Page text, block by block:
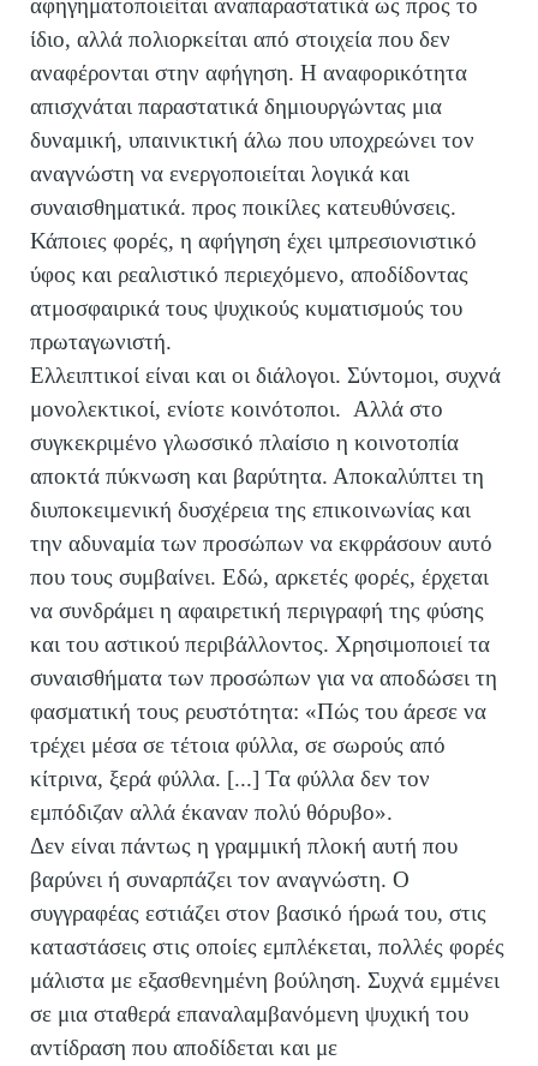
ίδιο, αλλά πολιορκείται από στοιχεία που δεν
αναφέρονται στην αφήγηση. Η αναφορικότητα
απισχνάται παραστατικά δημιουργώντας μια
δυναμική, υπαινικτική άλω που υποχρεώνει τον
αναγνώστη να ενεργοποιείται λογικά και
συναισθηματικά. προς ποικίλες κατευθύνσεις.
Κάποιες φορές, η αφήγηση έχει ιμπρεσιονιστικό
ύφος και ρεαλιστικό περιεχόμενο, αποδίδοντας
ατμοσφαιρικά τους ψυχικούς κυματισμούς του
πρωταγωνιστή.
Ελλειπτικοί είναι και οι διάλογοι. Σύντομοι, συχνά
μονολεκτικοί, ενίοτε κοινότοποι. Αλλά στο
συγκεκριμένο γλωσσικό πλαίσιο η κοινοτοπία
αποκτά πύκνωση και βαρύτητα. Αποκαλύπτει τη
διυποκειμενική δυσχέρεια της επικοινωνίας και
την αδυναμία των προσώπων να εκφράσουν αυτό
που τους συμβαίνει. Εδώ, αρκετές φορές, έρχεται
να συνδράμει η αφαιρετική περιγραφή της φύσης
και του αστικού περιβάλλοντος. Χρησιμοποιεί τα
συναισθήματα των προσώπων για να αποδώσει τη
φασματική τους ρευστότητα: «Πώς του άρεσε να
τρέχει μέσα σε τέτοια φύλλα, σε σωρούς από
κίτρινα, ξερά φύλλα. [...] Τα φύλλα δεν τον
εμπόδιζαν αλλά έκαναν πολύ θόρυβο».
Δεν είναι πάντως η γραμμική πλοκή αυτή που
βαρύνει ή συναρπάζει τον αναγνώστη. Ο
συγγραφέας εστιάζει στον βασικό ήρωά του, στις
καταστάσεις στις οποίες εμπλέκεται, πολλές φορές
μάλιστα με εξασθενημένη βούληση. Συχνά εμμένει
σε μια σταθερά επαναλαμβανόμενη ψυχική του
αντίδραση που αποδίδεται και με